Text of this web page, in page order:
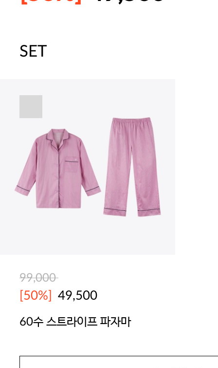
주말특가 20%(8.7~8.9)/5만원 이
[썸머블프] 2만원 할인 쿠폰(8.1~31)
파자마 20%(8.5~31) / 구매금액 제
SET
99,000
[50%] 49,500
60수 스트라이프 파자마